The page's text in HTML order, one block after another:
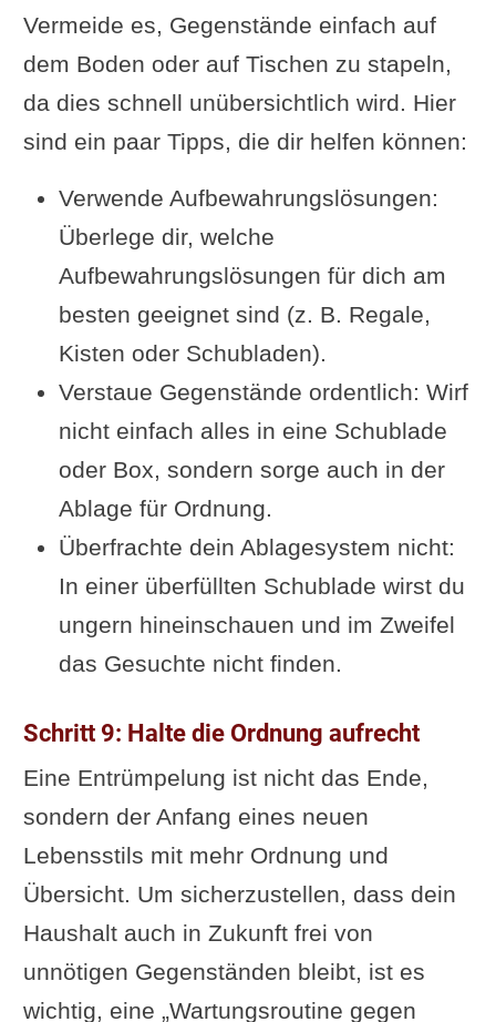
Vermeide es, Gegenstände einfach auf
dem Boden oder auf Tischen zu stapeln,
da dies schnell unübersichtlich wird. Hier
sind ein paar Tipps, die dir helfen können:
Verwende Aufbewahrungslösungen:
Überlege dir, welche
Aufbewahrungslösungen für dich am
besten geeignet sind (z. B. Regale,
Kisten oder Schubladen).
Verstaue Gegenstände ordentlich: Wirf
nicht einfach alles in eine Schublade
oder Box, sondern sorge auch in der
Ablage für Ordnung.
Überfrachte dein Ablagesystem nicht:
In einer überfüllten Schublade wirst du
ungern hineinschauen und im Zweifel
das Gesuchte nicht finden.
Schritt 9: Halte die Ordnung aufrecht
Eine Entrümpelung ist nicht das Ende,
sondern der Anfang eines neuen
Lebensstils mit mehr Ordnung und
Übersicht. Um sicherzustellen, dass dein
Haushalt auch in Zukunft frei von
unnötigen Gegenständen bleibt, ist es
wichtig, eine „Wartungsroutine gegen